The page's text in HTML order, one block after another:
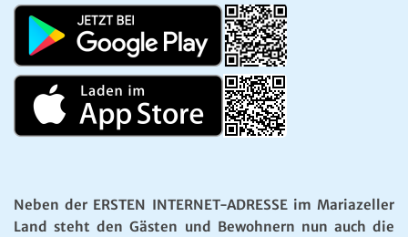
Neben der ERSTEN INTERNET-ADRESSE im Mariazeller
Land steht den Gästen und Bewohnern nun auch die